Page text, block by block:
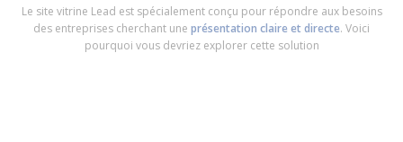
Le site vitrine Lead est spécialement conçu pour répondre aux besoins
des entreprises cherchant une présentation claire et directe. Voici
pourquoi vous devriez explorer cette solution